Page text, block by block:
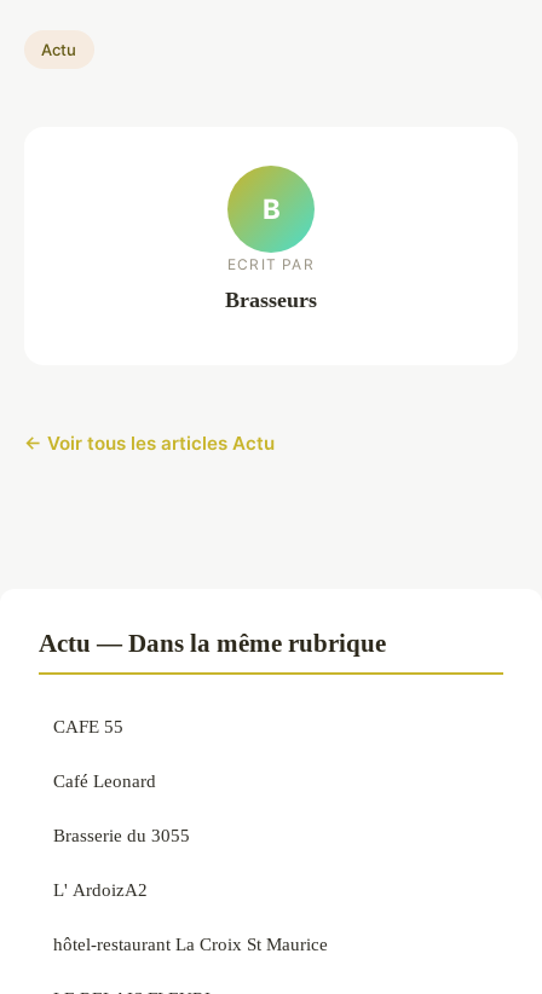
Actu
B
ECRIT PAR
Brasseurs
← Voir tous les articles Actu
Actu — Dans la même rubrique
CAFE 55
Café Leonard
Brasserie du 3055
L' ArdoizA2
hôtel-restaurant La Croix St Maurice